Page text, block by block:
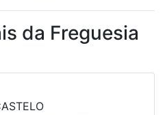
da Freguesia